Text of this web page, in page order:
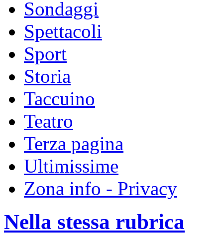
Sondaggi
Spettacoli
Sport
Storia
Taccuino
Teatro
Terza pagina
Ultimissime
Zona info - Privacy
Nella stessa rubrica